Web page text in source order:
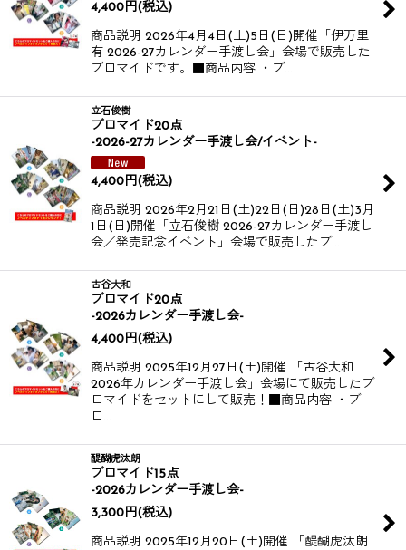
4,400 円(税込)
商品説明 2026年4月4日(土)5日(日)開催​​​​ 「伊万里
有 2026-27カレンダー手渡し会」​​会場で販売した
ブロマイドです。​​ ​​ ■商品内容 ・ブ…
立石俊樹
ブロマイド20点
-2026-27カレンダー手渡し会/イベント-
4,400 円(税込)
商品説明 2026年2月21日(土)22日(日)28日(土)3月
1日(日)開催​​​​ 「立石俊樹 2026-27カレンダー手渡し
会／発売記念イベント」​​会場で販売したブ…
古谷大和
ブロマイド20点
-2026カレンダー手渡し会-
4,400 円(税込)
商品説明 2025年12月27日(土)開催 「古谷大和
2026年カレンダー手渡し会」会場にて販売したブ
ロマイドをセットにして販売！​​​​ ​​​​ ■商品内容 ・ブ
ロ…
醍醐虎汰朗
ブロマイド15点
-2026カレンダー手渡し会-
3,300 円(税込)
商品説明 2025年12月20日(土)開催 「醍醐虎汰朗